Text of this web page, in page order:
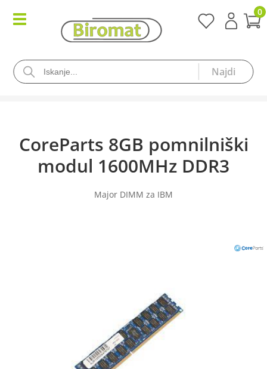
0
CoreParts 8GB pomnilniški
modul 1600MHz DDR3
Major DIMM za IBM